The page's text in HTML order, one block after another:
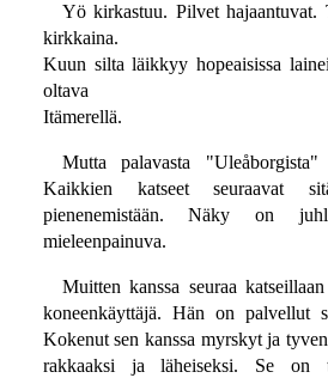
Yö kirkastuu. Pilvet hajaantuvat.
kirkkaina.
Kuun silta läikkyy hopeaisissa
oltava
Itämerellä.
Mutta palavasta
Kaikkien katseet seuraavat
pienenemistään. Näky on
mieleenpainuva.
Muitten kanssa seuraa
koneenkäyttäjä. Hän on palvellut
Kokenut sen kanssa myrskyt ja
rakkaaksi ja läheiseksi. Se on